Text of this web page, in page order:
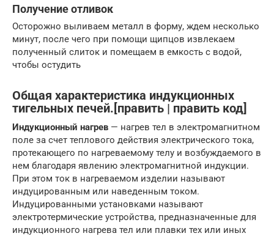
Получение отливок
Осторожно выливаем металл в форму, ждем несколько
минут, после чего при помощи щипцов извлекаем
полученный слиток и помещаем в емкость с водой,
чтобы остудить
Общая характеристика индукционных
тигельных печей.[править | править код]
Индукционный нагрев — нагрев тел в электромагнитном
поле за счет теплового действия электрического тока,
протекающего по нагреваемому телу и возбуждаемого в
нем благодаря явлению электромагнитной индукции.
При этом ток в нагреваемом изделии называют
индуцированным или наведенным током.
Индуцированными установками называют
электротермические устройства, предназначенные для
индукционного нагрева тел или плавки тех или иных